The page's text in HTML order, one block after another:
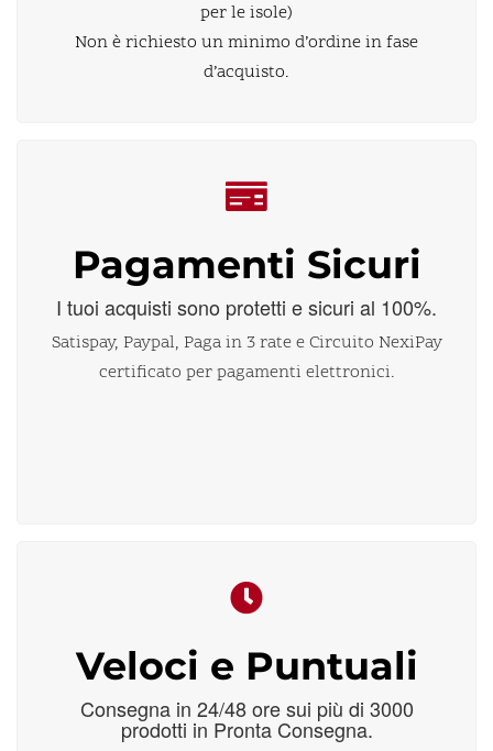
per le isole)
Non è richiesto un minimo d’ordine in fase
d’acquisto.
Pagamenti Sicuri
I tuoi acquisti sono protetti e sicuri al 100%.
Satispay, Paypal, Paga in 3 rate e Circuito NexiPay
certificato per pagamenti elettronici.
Veloci e Puntuali
Consegna in 24/48 ore sui più di 3000
prodotti in Pronta Consegna.